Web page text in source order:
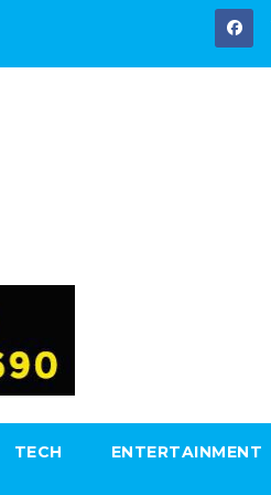
TECH ENTERTAINMENT